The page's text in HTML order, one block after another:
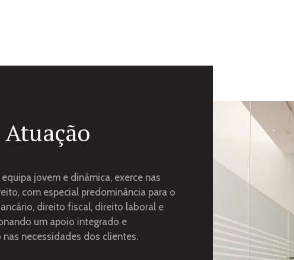
jovem e dinâmica, exerce nas
com especial predominância para o
direito fiscal, direito laboral e
um apoio integrado e
necessidades dos clientes.